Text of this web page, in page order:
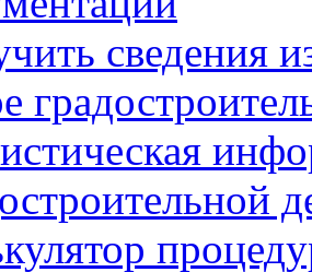
сведения